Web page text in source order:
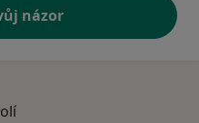
názor